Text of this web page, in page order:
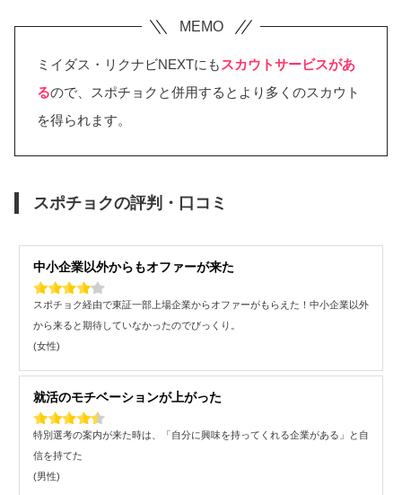
ミイダス・リクナビNEXTにもスカウトサービスがあ
るので、スポチョクと併用するとより多くのスカウト
を得られます。
スポチョクの評判・口コミ
中小企業以外からもオファーが来た
スポチョク経由で東証一部上場企業からオファーがもらえた！中小企業以外
から来ると期待していなかったのでびっくり。
(女性)
就活のモチベーションが上がった
特別選考の案内が来た時は、「自分に興味を持ってくれる企業がある」と自
信を持てた
(男性)